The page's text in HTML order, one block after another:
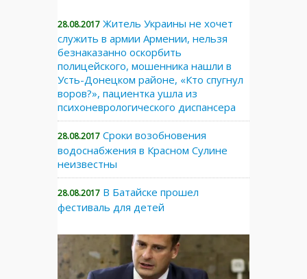
28.08.2017 Житель Украины не хочет
служить в армии Армении, нельзя
безнаказанно оскорбить
полицейского, мошенника нашли в
Усть-Донецком районе, «Кто спугнул
воров?», пациентка ушла из
психоневрологического диспансера
28.08.2017 Сроки возобновения
водоснабжения в Красном Сулине
неизвестны
28.08.2017 В Батайске прошел
фестиваль для детей